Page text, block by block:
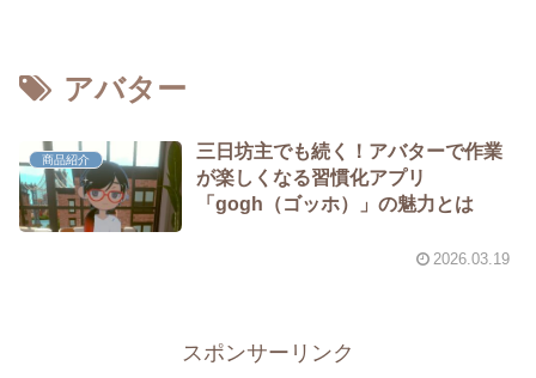
アバター
商品紹介
三日坊主でも続く！アバターで作業
が楽しくなる習慣化アプリ
「gogh（ゴッホ）」の魅力とは
2026.03.19
スポンサーリンク